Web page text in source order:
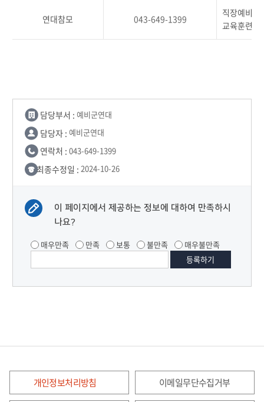
연대참모 043-649-1399
직장예비군
교육훈련,
담당부서 : 예비군연대
담당자 : 예비군연대
연락처 : 043-649-1399
최종수정일 : 2024-10-26
이 페이지에서 제공하는 정보에 대하여 만족하시
나요?
매우만족 만족 보통 불만족 매우불만족
개인정보처리방침 이메일무단수집거부